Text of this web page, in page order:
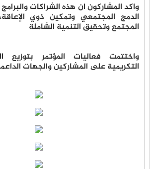
واكد المشاركون ان هذه الشراكات
الدمج المجتمعي وتمكين ذوي
المجتمع وتحقيق التنمية الشاملة
واختتمت فعاليات المؤتمر بتوزيع
التكريمية على المشاركين والجهات